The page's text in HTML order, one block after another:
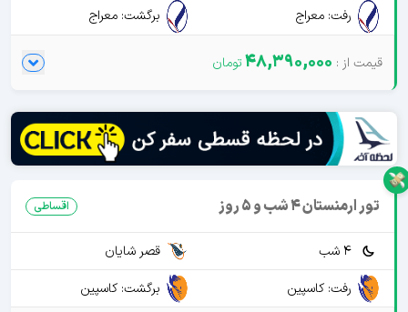
رفت: معراج
برگشت: معراج
48,390,000
تور ارمنستان 4 شب و 5 روز اقساطی
4 شب
قصر شایان
رفت: کاسپین
برگشت: کاسپین